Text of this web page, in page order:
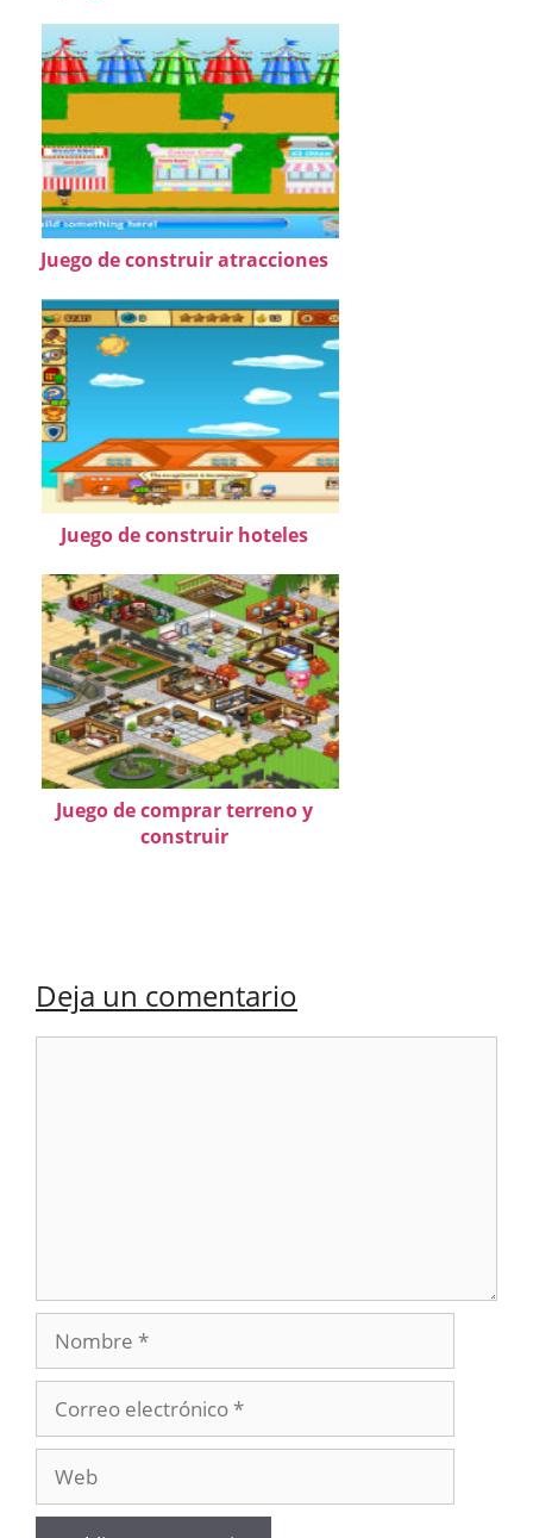
Juego de construir atracciones
Juego de construir hoteles
Juego de comprar terreno y
construir
Deja un comentario
Nombre
electrónico